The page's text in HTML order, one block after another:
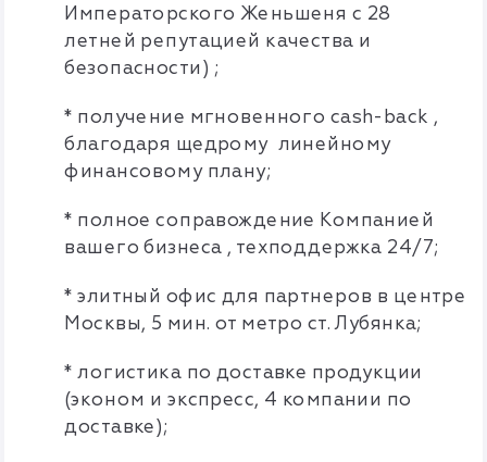
Императорского Женьшеня с 28
летней репутацией качества и
безопасности) ;
* получение мгновенного cash-back ,
благодаря щедрому линейному
финансовому плану;
* полное соправождение Компанией
вашего бизнеса , техподдержка 24/7;
* элитный офис для партнеров в центре
Москвы, 5 мин. от метро ст. Лубянка;
* логистика по доставке продукции
(эконом и экспресс, 4 компании по
доставке);